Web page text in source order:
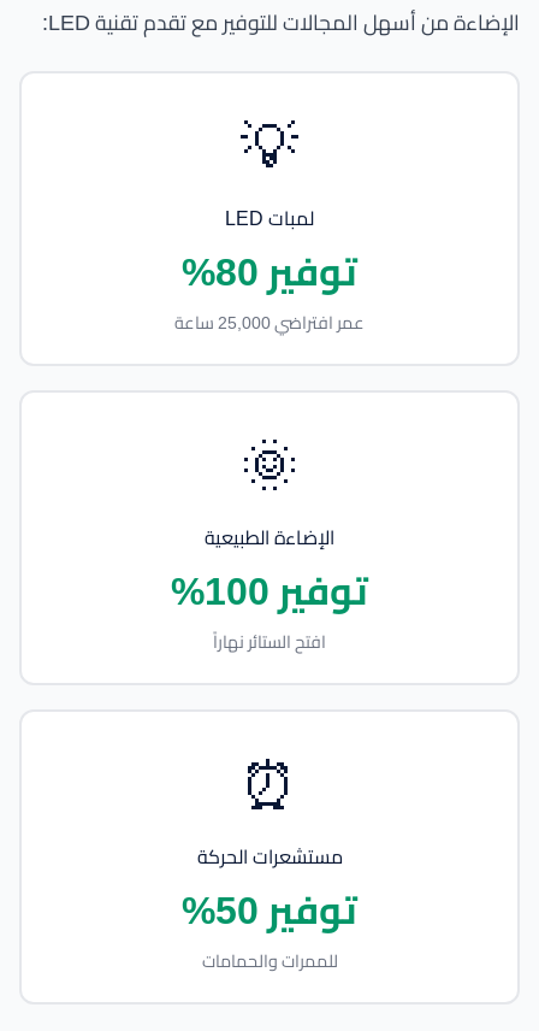
الإضاءة من أسهل المجالات للتوفير مع تقدم تقنية LED:
💡
لمبات LED
توفير 80%
عمر افتراضي 25,000 ساعة
🌞
الإضاءة الطبيعية
توفير 100%
افتح الستائر نهاراً
⏰
مستشعرات الحركة
توفير 50%
للممرات والحمامات